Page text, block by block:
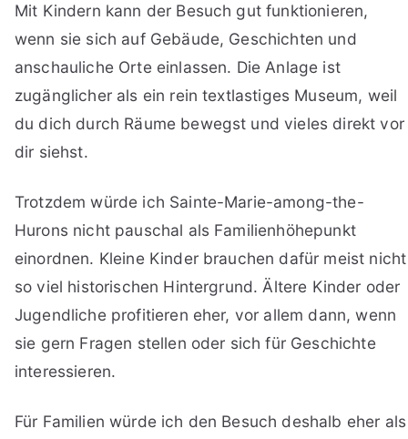
Mit Kindern kann der Besuch gut funktionieren,
wenn sie sich auf Gebäude, Geschichten und
anschauliche Orte einlassen. Die Anlage ist
zugänglicher als ein rein textlastiges Museum, weil
du dich durch Räume bewegst und vieles direkt vor
dir siehst.
Trotzdem würde ich Sainte-Marie-among-the-
Hurons nicht pauschal als Familienhöhepunkt
einordnen. Kleine Kinder brauchen dafür meist nicht
so viel historischen Hintergrund. Ältere Kinder oder
Jugendliche profitieren eher, vor allem dann, wenn
sie gern Fragen stellen oder sich für Geschichte
interessieren.
Für Familien würde ich den Besuch deshalb eher als